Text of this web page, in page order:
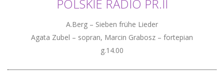
POLSKIE RADIO PR.II
A.Berg – Sieben frühe Lieder
Agata Zubel – sopran, Marcin Grabosz – fortepian
g.14.00